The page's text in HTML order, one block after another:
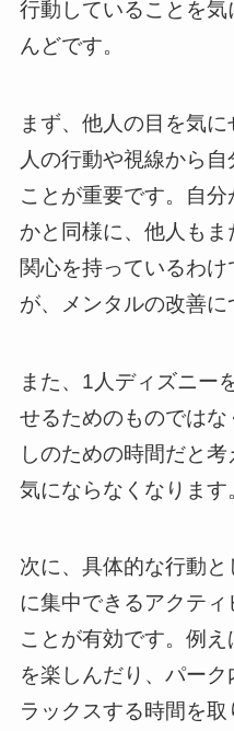
行動していることを気
んどです。
まず、他人の目を気
人の行動や視線から
ことが重要です。自
かと同様に、他人も
関心を持っているわ
が、メンタルの改善に
また、1人ディズニー
せるためのものでは
しのための時間だと
気にならなくなります
次に、具体的な行動
に集中できるアクテ
ことが有効です。例
を楽しんだり、パー
ラックスする時間を